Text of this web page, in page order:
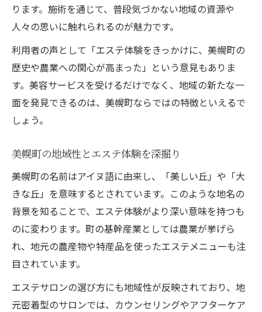
ります。施術を通じて、普段気づかない地域の資源や
人々の思いに触れられるのが魅力です。
利用者の声として「エステ体験をきっかけに、美幌町の
歴史や農業への関心が高まった」という意見もありま
す。美容サービスを受けるだけでなく、地域の新たな一
面を発見できるのは、美幌町ならではの特徴といえるで
しょう。
美幌町の地域性とエステ体験を深掘り
美幌町の名前はアイヌ語に由来し、「美しい丘」や「大
きな丘」を意味するとされています。このような地名の
背景を知ることで、エステ体験がより深い意味を持つも
のに変わります。町の基幹産業としては農業が挙げら
れ、地元の農産物や特産品を使ったエステメニューも注
目されています。
エステサロンの選び方にも地域性が反映されており、地
元密着型のサロンでは、カウンセリングやアフターケア